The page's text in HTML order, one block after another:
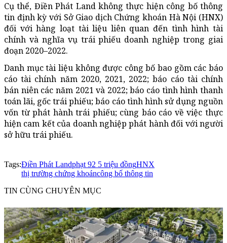
Cụ thể, Điền Phát Land không thực hiện công bố thông
tin định kỳ với Sở Giao dịch Chứng khoán Hà Nội (HNX)
đối với hàng loạt tài liệu liên quan đến tình hình tài
chính và nghĩa vụ trái phiếu doanh nghiệp trong giai
đoạn 2020–2022.
Danh mục tài liệu không được công bố bao gồm các báo
cáo tài chính năm 2020, 2021, 2022; báo cáo tài chính
bán niên các năm 2021 và 2022; báo cáo tình hình thanh
toán lãi, gốc trái phiếu; báo cáo tình hình sử dụng nguồn
vốn từ phát hành trái phiếu; cùng báo cáo về việc thực
hiện cam kết của doanh nghiệp phát hành đối với người
sở hữu trái phiếu.
Tags:Điền Phát Landphạt 92 5 triệu đồngHNX
thị trường chứng khoáncông bố thông tin
TIN CÙNG CHUYÊN MỤC